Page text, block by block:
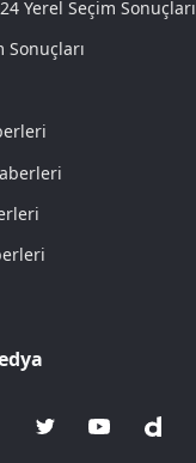
Yerel Seçim Sonuçları
Sonuçları